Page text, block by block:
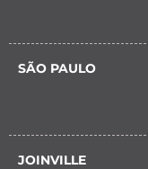
SÃO PAULO
JOINVILLE